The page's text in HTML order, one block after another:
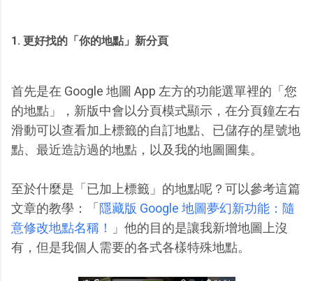
1. 更好找的「你的地點」新分頁
首先是在 Google 地圖 App 左方的功能選單裡的「您
的地點」，新版中會以分頁模式顯示，在分頁鐘左右
滑動可以查看加上標籤的自訂地點、已儲存的星號地
點、最近造訪過的地點，以及我的地圖圖集。
至於什麼是「已加上標籤」的地點呢？可以參考這篇
文章的教學：「隱藏版 Google 地圖夢幻新功能：隨
意修改地點名稱！
」他的目的是讓我新增地圖上沒
有，但是我個人需要的各式各樣特殊地點。